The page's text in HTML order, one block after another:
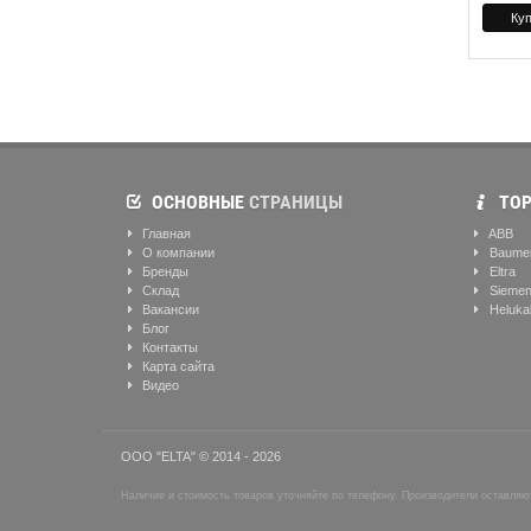
ОСНОВНЫЕ СТРАНИЦЫ
Главная
О компании
Бренды
Склад
Вакансии
Блог
Контакты
Карта сайта
Видео
ABB
Eltra
ООО "ELTA" © 2014 - 2026
Наличие и стоимость товаров уточняйте по телефону. Производители